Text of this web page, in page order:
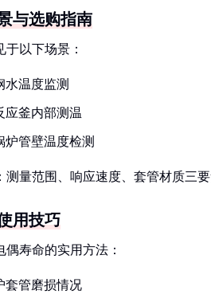
与选购指南
以下场景：
水温度监测
应釜内部测温
炉管壁温度检测
测量范围、响应速度、套管材质三
用技巧
寿命的实用方法：
套管磨损情况